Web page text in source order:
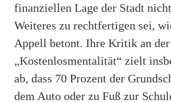
finanziellen Lage der Stadt
Weiteres zu rechtfertigen sei,
Appell betont. Ihre Kritik an der
„Kostenlosmentalität“ zielt
ab, dass 70 Prozent der
dem Auto oder zu Fuß zur